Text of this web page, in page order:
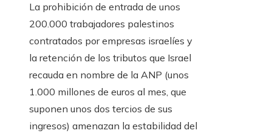
La prohibición de entrada de unos
200.000 trabajadores palestinos
contratados por empresas israelíes y
la retención de los tributos que Israel
recauda en nombre de la ANP (unos
1.000 millones de euros al mes, que
suponen unos dos tercios de sus
ingresos) amenazan la estabilidad del